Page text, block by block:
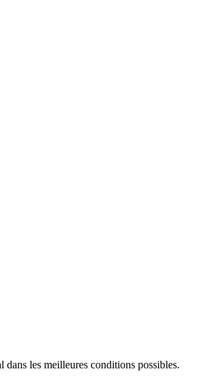
les meilleures conditions possibles.